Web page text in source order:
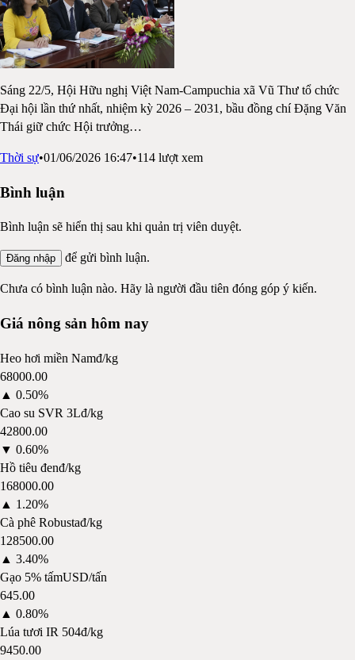
Sáng 22/5, Hội Hữu nghị Việt Nam-Campuchia xã Vũ Thư tổ chức
Đại hội lần thứ nhất, nhiệm kỳ 2026 – 2031, bầu đồng chí Đặng Văn
Thái giữ chức Hội trưởng…
Thời sự•01/06/2026 16:47•114 lượt xem
Bình luận
Bình luận sẽ hiển thị sau khi quản trị viên duyệt.
Đăng nhập để gửi bình luận.
Chưa có bình luận nào. Hãy là người đầu tiên đóng góp ý kiến.
Giá nông sản hôm nay
Heo hơi miền Namđ/kg
68000.00
▲ 0.50%
Cao su SVR 3Lđ/kg
42800.00
▼ 0.60%
Hồ tiêu đenđ/kg
168000.00
▲ 1.20%
Cà phê Robustađ/kg
128500.00
▲ 3.40%
Gạo 5% tấmUSD/tấn
645.00
▲ 0.80%
Lúa tươi IR 504đ/kg
9450.00